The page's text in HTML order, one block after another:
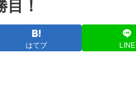
！
はてブ LINE